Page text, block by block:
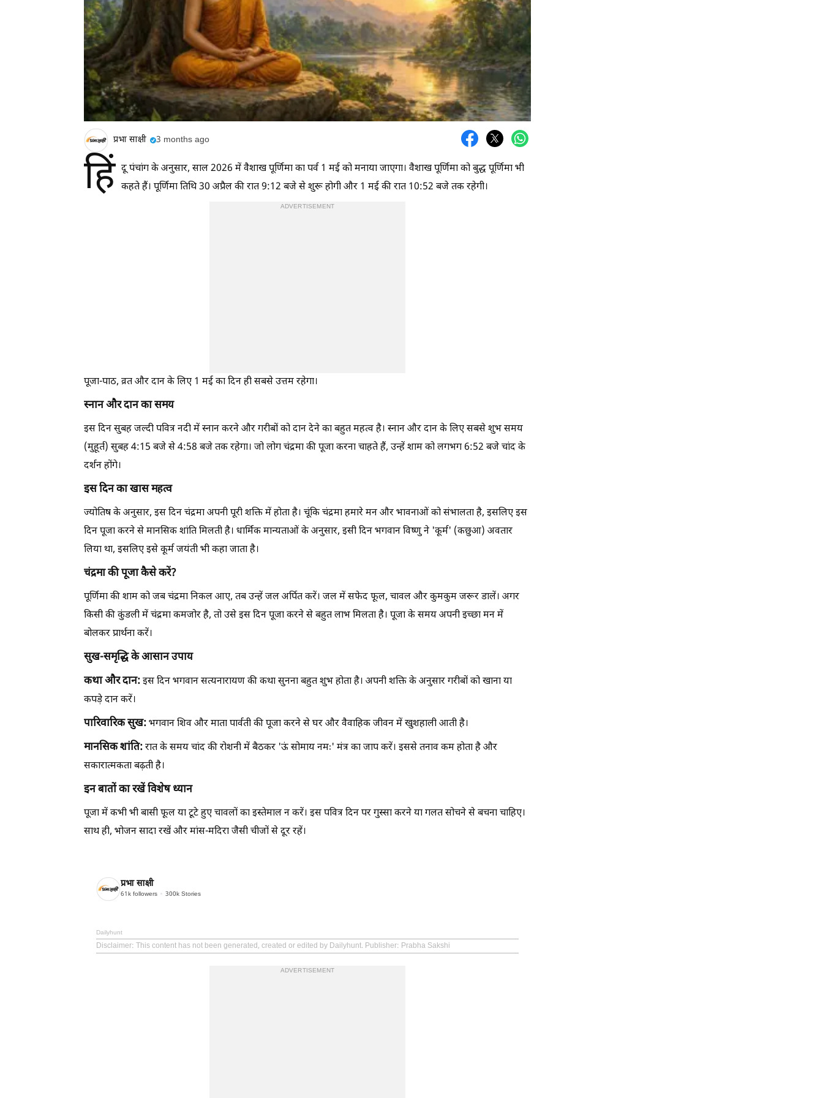
प्रभा साक्षी 3 months ago
हिं दू पंचांग के अनुसार, साल 2026 में वैशाख पूर्णिमा का पर्व 1 मई को मनाया जाएगा। वैशाख पूर्णिमा को बुद्ध पूर्णिमा भी
कहते हैं। पूर्णिमा तिथि 30 अप्रैल की रात 9:12 बजे से शुरू होगी और 1 मई की रात 10:52 बजे तक रहेगी।
ADVERTISEMENT
पूजा-पाठ, व्रत और दान के लिए 1 मई का दिन ही सबसे उत्तम रहेगा।
स्नान और दान का समय
इस दिन सुबह जल्दी पवित्र नदी में स्नान करने और गरीबों को दान देने का बहुत महत्व है। स्नान और दान के लिए सबसे शुभ समय
(मुहूर्त) सुबह 4:15 बजे से 4:58 बजे तक रहेगा। जो लोग चंद्रमा की पूजा करना चाहते हैं, उन्हें शाम को लगभग 6:52 बजे चांद के
दर्शन होंगे।
इस दिन का खास महत्व
ज्योतिष के अनुसार, इस दिन चंद्रमा अपनी पूरी शक्ति में होता है। चूंकि चंद्रमा हमारे मन और भावनाओं को संभालता है, इसलिए इस
दिन पूजा करने से मानसिक शांति मिलती है। धार्मिक मान्यताओं के अनुसार, इसी दिन भगवान विष्णु ने 'कूर्म' (कछुआ) अवतार
लिया था, इसलिए इसे कूर्म जयंती भी कहा जाता है।
चंद्रमा की पूजा कैसे करें?
पूर्णिमा की शाम को जब चंद्रमा निकल आए, तब उन्हें जल अर्पित करें। जल में सफेद फूल, चावल और कुमकुम जरूर डालें। अगर
किसी की कुंडली में चंद्रमा कमजोर है, तो उसे इस दिन पूजा करने से बहुत लाभ मिलता है। पूजा के समय अपनी इच्छा मन में
बोलकर प्रार्थना करें।
सुख-समृद्धि के आसान उपाय
कथा और दान:इस दिन भगवान सत्यनारायण की कथा सुनना बहुत शुभ होता है। अपनी शक्ति के अनुसार गरीबों को खाना या
कपड़े दान करें।
पारिवारिक सुख:भगवान शिव और माता पार्वती की पूजा करने से घर और वैवाहिक जीवन में खुशहाली आती है।
मानसिक शांति:रात के समय चांद की रोशनी में बैठकर 'ऊं सोमाय नमः' मंत्र का जाप करें। इससे तनाव कम होता है और
सकारात्मकता बढ़ती है।
इन बातों का रखें विशेष ध्यान
पूजा में कभी भी बासी फूल या टूटे हुए चावलों का इस्तेमाल न करें। इस पवित्र दिन पर गुस्सा करने या गलत सोचने से बचना चाहिए।
साथ ही, भोजन सादा रखें और मांस-मदिरा जैसी चीजों से दूर रहें।
प्रभा साक्षी
61k followers 300k Stories
Dailyhunt
Disclaimer: This content has not been generated, created or edited by Dailyhunt. Publisher: Prabha Sakshi
ADVERTISEMENT